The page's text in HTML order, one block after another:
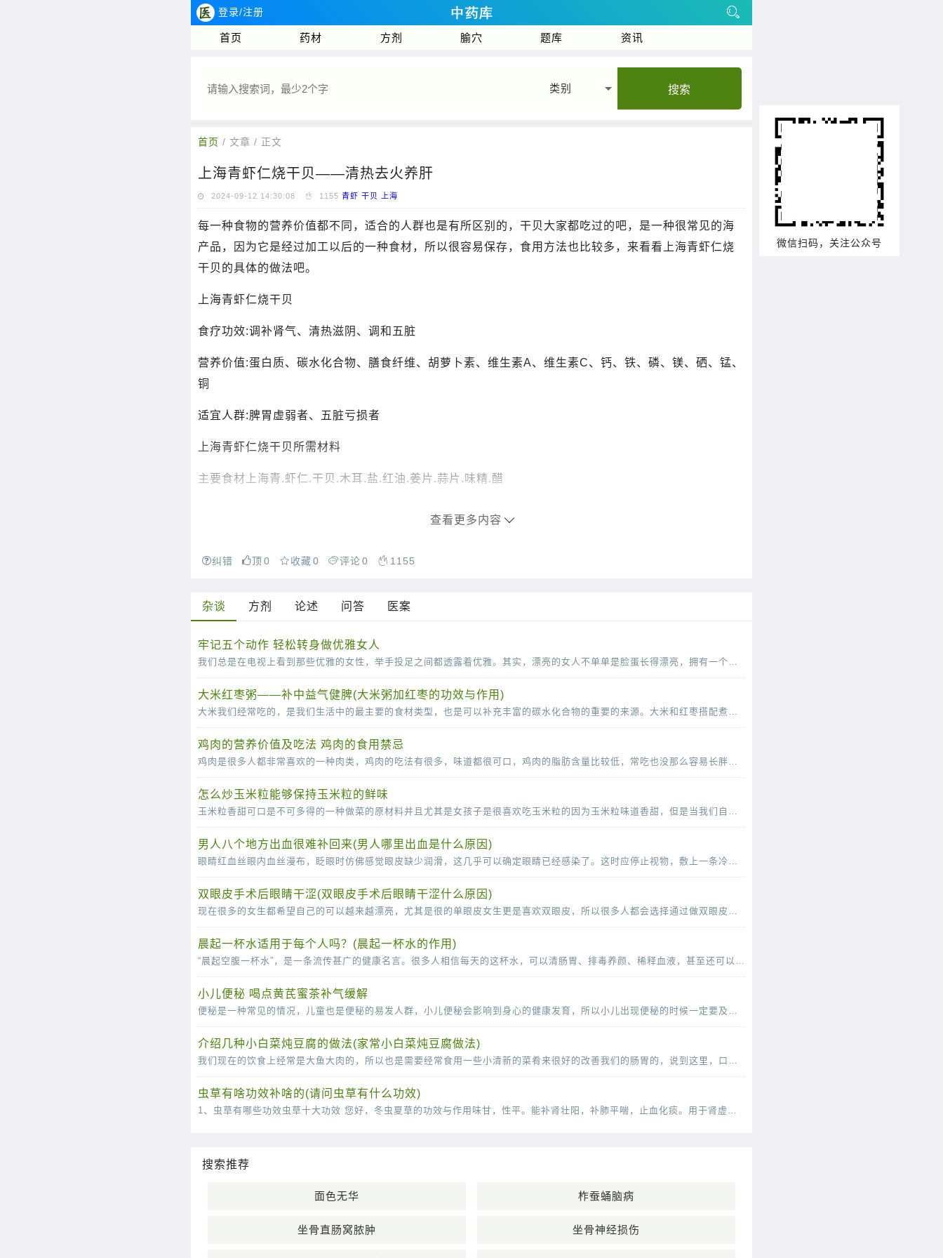
登录/注册
首页 药材 方剂 腧穴 题库 资讯
类别 搜索
首页 / 文章 / 正文
上海青虾仁烧干贝——清热去火养肝
2024-09-12 14:30:08 1155 青虾 干贝 上海
每一种食物的营养价值都不同，适合的人群也是有所区别的，干贝大家都吃过的吧，是一种很常见的海
产品，因为它是经过加工以后的一种食材，所以很容易保存，食用方法也比较多，来看看上海青虾仁烧
干贝的具体的做法吧。
上海青虾仁烧干贝
食疗功效:调补肾气、清热滋阴、调和五脏
营养价值:蛋白质、碳水化合物、膳食纤维、胡萝卜素、维生素A、维生素C、钙、铁、磷、镁、硒、锰、
铜
适宜人群:脾胃虚弱者、五脏亏损者
上海青虾仁烧干贝所需材料
主要食材上海青.虾仁.干贝.木耳.盐.红油.姜片.蒜片.味精.醋
查看更多内容
纠错 顶0 收藏0 评论0 1155
杂谈 方剂 论述 问答 医案
牢记五个动作 轻松转身做优雅女人
我们总是在电视上看到那些优雅的女性，举手投足之间都透露着优雅。其实，漂亮的女人不单单是脸蛋长得漂亮，拥有一个完美的身材，更要有气质，而气质并不是一天两天就可以培养出来的，需
大米红枣粥——补中益气健脾(大米粥加红枣的功效与作用)
大米我们经常吃的，是我们生活中的最主要的食材类型，也是可以补充丰富的碳水化合物的重要的来源。大米和红枣搭配煮粥的话可以有滋补气血的作用，红枣可以补血，而且还可以补铁的哦
鸡肉的营养价值及吃法 鸡肉的食用禁忌
鸡肉是很多人都非常喜欢的一种肉类，鸡肉的吃法有很多，味道都很可口，鸡肉的脂肪含量比较低，常吃也没那么容易长胖，营养价值很高。鸡肉的营养价值及吃法多吃鸡肉，有助于抗冻防病，而且
怎么炒玉米粒能够保持玉米粒的鲜味
玉米粒香甜可口是不可多得的一种做菜的原材料并且尤其是女孩子是很喜欢吃玉米粒的因为玉米粒味道香甜，但是当我们自己尝试着去做玉米粒的时候就会发现其实很多时候我们做的玉
男人八个地方出血很难补回来(男人哪里出血是什么原因)
眼睛红血丝眼内血丝漫布，眨眼时仿佛感觉眼皮缺少润滑，这几乎可以确定眼睛已经感染了。这时应停止视物，敷上一条冷毛巾，稍事缓解，同时涂一些消炎眼膏。切记不能揉眼睛，因为手是脏的
双眼皮手术后眼睛干涩(双眼皮手术后眼睛干涩什么原因)
现在很多的女生都希望自己的可以越来越漂亮，尤其是很的单眼皮女生更是喜欢双眼皮，所以很多人都会选择通过做双眼皮手术的方法变成双眼皮。很多女生在做了双眼皮手术之后，会感觉
晨起一杯水适用于每个人吗？(晨起一杯水的作用)
“晨起空腹一杯水”，是一条流传甚广的健康名言。很多人相信每天的这杯水，可以清肠胃、排毒养颜、稀释血液，甚至还可以减少疾病的发生。那么，晨起一杯水适用于每个人吗？不是的。从
小儿便秘 喝点黄芪蜜茶补气缓解
便秘是一种常见的情况，儿童也是便秘的易发人群，小儿便秘会影响到身心的健康发育，所以小儿出现便秘的时候一定要及时的调理。下面中医就为父母们介绍几款辅助治疗便秘的食疗方，快
介绍几种小白菜炖豆腐的做法(家常小白菜炖豆腐做法)
我们现在的饮食上经常是大鱼大肉的，所以也是需要经常食用一些小清新的菜肴来很好的改善我们的肠胃的，说到这里，口味清淡的小白菜炖豆腐就是我们不得不说的一道菜了，这道菜虽然说
虫草有啥功效补啥的(请问虫草有什么功效)
1、虫草有哪些功效虫草十大功效 您好，冬虫夏草的功效与作用味甘，性平。能补肾壮阳，补肺平喘，止血化痰。用于肾虚阳痿，遗精，头昏耳鸣；肺虚或肺肾两虚，喘咳短气，或咳血；体虚自汗，畏风。1
搜索推荐
面色无华 柞蚕蛹脑病
坐骨直肠窝脓肿 坐骨神经损伤
微信扫码，关注公众号